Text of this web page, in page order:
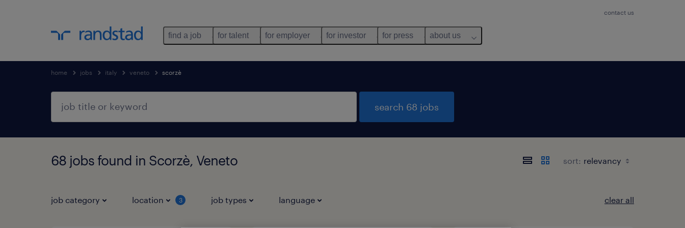
contact us
find a job for talent for employer for investor for press about us
home jobs italy veneto scorzè
search 68 jobs
68 jobs found in Scorzè, Veneto sort:
job category location 3 job types language clear all